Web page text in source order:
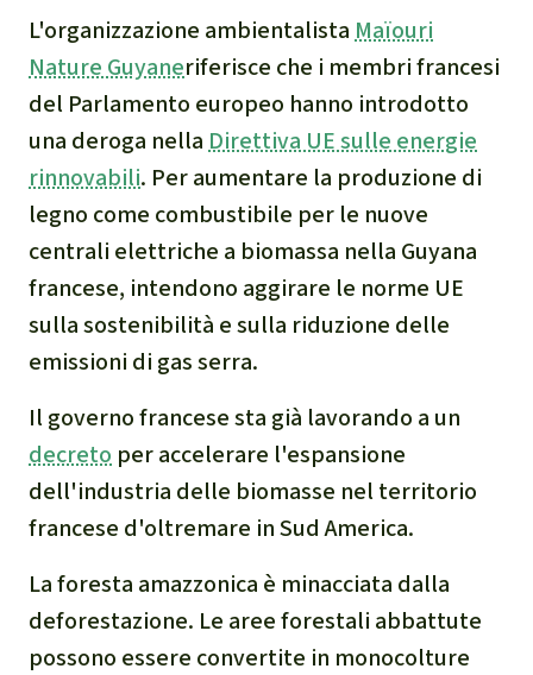
Alluminio
Criminalità ambientale,
narcotraffico e territori
indigeni in Amazzonia
Problemi della
certificazione
Yasuní
Chaco
Domande e risposte
Commercio e traffico
internazionale di fauna e
flora selvatiche
Clima
L'organizzazione ambientalista Maïouri
Nature Guyaneriferisce che i membri francesi
del Parlamento europeo hanno introdotto
una deroga nella Direttiva UE sulle energie
rinnovabili. Per aumentare la produzione di
legno come combustibile per le nuove
centrali elettriche a biomassa nella Guyana
francese, intendono aggirare le norme UE
sulla sostenibilità e sulla riduzione delle
emissioni di gas serra.
Il governo francese sta già lavorando a un
decreto per accelerare l'espansione
dell'industria delle biomasse nel territorio
francese d'oltremare in Sud America.
La foresta amazzonica è minacciata dalla
deforestazione. Le aree forestali abbattute
possono essere convertite in monocolture